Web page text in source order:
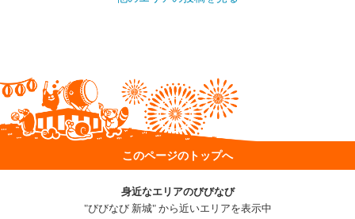
このページのトップへ
身近なエリアのびびなび
"びびなび 新城" から近いエリアを表示中